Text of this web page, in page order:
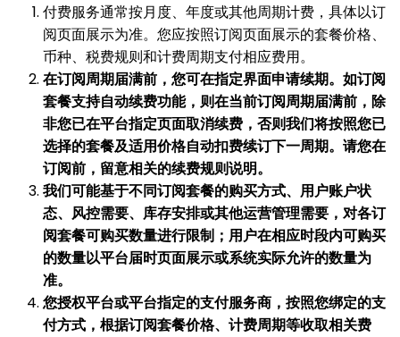
付费服务通常按月度、年度或其他周期计费，具体以订
阅页面展示为准。您应按照订阅页面展示的套餐价格、
币种、税费规则和计费周期支付相应费用。
在订阅周期届满前，您可在指定界面申请续期。如订阅
套餐支持自动续费功能，则在当前订阅周期届满前，除
非您已在平台指定页面取消续费，否则我们将按照您已
选择的套餐及适用价格自动扣费续订下一周期。请您在
订阅前，留意相关的续费规则说明。
我们可能基于不同订阅套餐的购买方式、用户账户状
态、风控需要、库存安排或其他运营管理需要，对各订
阅套餐可购买数量进行限制；用户在相应时段内可购买
的数量以平台届时页面展示或系统实际允许的数量为
准。
您授权平台或平台指定的支付服务商，按照您绑定的支
付方式，根据订阅套餐价格、计费周期等收取相关费